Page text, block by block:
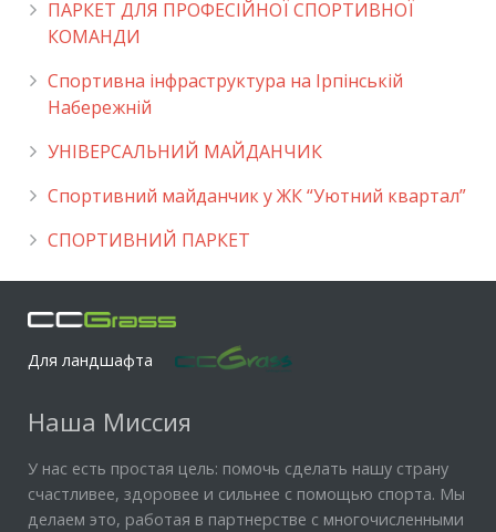
ПАРКЕТ ДЛЯ ПРОФЕСІЙНОЇ СПОРТИВНОЇ
КОМАНДИ
Спортивна інфраструктура на Ірпінській
Набережній
УНІВЕРСАЛЬНИЙ МАЙДАНЧИК
Cпортивний майданчик у ЖК “Уютний квартал”
СПОРТИВНИЙ ПАРКЕТ
Для ландшафта
Наша Миссия
У нас есть простая цель: помочь сделать нашу страну
счастливее, здоровее и сильнее с помощью спорта. Мы
делаем это, работая в партнерстве с многочисленными